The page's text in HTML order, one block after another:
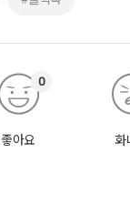
좋아요
0
화